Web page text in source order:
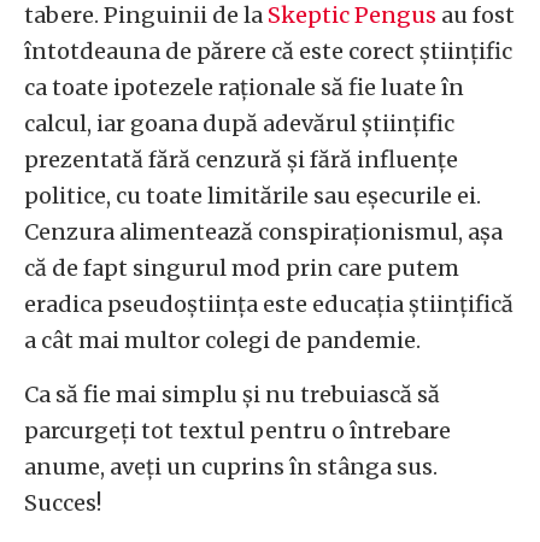
tabere. Pinguinii de la Skeptic Pengus au fost
întotdeauna de părere că este corect științific
ca toate ipotezele raționale să fie luate în
calcul, iar goana după adevărul științific
prezentată fără cenzură și fără influențe
politice, cu toate limitările sau eșecurile ei.
Cenzura alimentează conspiraționismul, așa
că de fapt singurul mod prin care putem
eradica pseudoștiința este educația științifică
a cât mai multor colegi de pandemie.
Ca să fie mai simplu și nu trebuiască să
parcurgeți tot textul pentru o întrebare
anume, aveți un cuprins în stânga sus.
Succes!